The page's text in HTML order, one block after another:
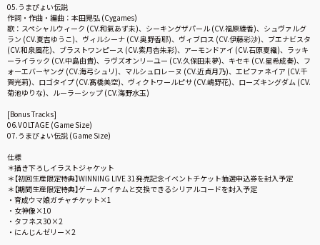
05.うまぴょい伝説
作詞・作曲・編曲：本田晃弘 (Cygames)
歌：スペシャルウィーク (CV.和氣あず未)、シーキングザパール (CV.福原綾香)、シュヴァルグ
ラン (CV.夏吉ゆうこ)、ヴィルシーナ (CV.奥野香耶)、ヴィブロス (CV.伊藤彩沙)、ブエナビスタ
(CV.和泉風花)、ブラストワンピース (CV.紫月杏朱彩)、アーモンドアイ (CV.石原夏織)、ラッキ
ーライラック (CV.中島由貴)、ラヴズオンリーユー (CV.久保田未夢)、キセキ (CV.星希成奏)、フ
ォーエバーヤング (CV.海弓シュリ)、マルシュロレーヌ (CV.近貞月乃)、エピファネイア (CV.千
賀光莉)、ロゴタイプ (CV.髙橋美空)、ヴィクトワールピサ (CV.嶋野花)、ローズキングダム (CV.
菊池ゆりな)、ルーラーシップ (CV.海野水玉)
[Bonus Tracks]
06.VOLTAGE (Game Size)
07.うまぴょい伝説 (Game Size)
仕様
＊描き下ろしイラストジャケット
＊【初回生産限定特典】WINNING LIVE 31発売記念イベントチケット抽選申込券を封入予定
＊【期間生産限定特典】ゲームアイテムと交換できるシリアルコードを封入予定
・育成ウマ娘ガチャチケット×1
・女神像×10
・タフネス30×2
・にんじんゼリー×2